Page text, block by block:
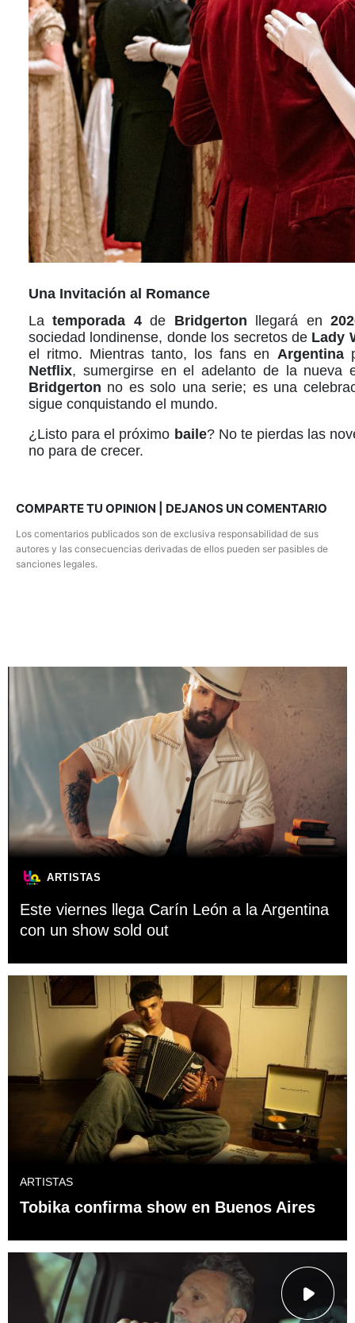
Una Invitación al Romance
Latemporada 4de Bridgerton llegará en
sociedad londinense, donde los secretos de Lady
el ritmo. Mientras tanto, los fans en Argentina
Netflix, sumergirse en el adelanto de la nueva
Bridgerton no es solo una serie; es una
sigue conquistando el mundo.
¿Listo para el próximo baile? No te pierdas las
no para de crecer.
COMPARTE TU OPINION | DEJANOS UN COMENTARIO
Los comentarios publicados son de exclusiva responsabilidad de sus
autores y las consecuencias derivadas de ellos pueden ser pasibles de
sanciones legales.
ARTISTAS
Este viernes llega Carín León a la Argentina
con un show sold out
ARTISTAS
Tobika confirma show en Buenos Aires